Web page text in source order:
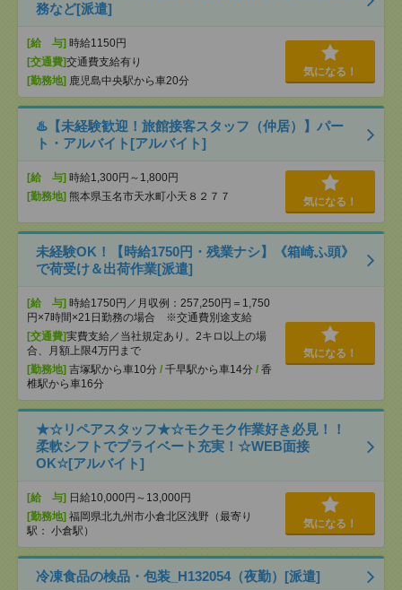
務など[派遣]
[給 与] 時給1150円
[交通費]交通費支給有り
[勤務地] 鹿児島中央駅から車20分
気になる！
♨️【未経験歓迎！旅館接客スタッフ（仲居）】パー
ト・アルバイト[アルバイト]
[給 与] 時給1,300円～1,800円
[勤務地] 熊本県玉名市天水町小天８２７７ 気になる！
未経験OK！【時給1750円・残業ナシ】《箱崎ふ頭》
で荷受け＆出荷作業[派遣]
[給 与] 時給1750円／月収例：257,250円＝1,750
円×7時間×21日勤務の場合 ※交通費別途支給
[交通費]実費支給／当社規定あり。2キロ以上の場
合、月額上限4万円まで
[勤務地] 吉塚駅から車10分 / 千早駅から車14分 / 香
椎駅から車16分
気になる！
★☆リペアスタッフ★☆モクモク作業好き必見！！
柔軟シフトでプライベート充実！☆WEB面接
OK☆[アルバイト]
[給 与] 日給10,000円～13,000円
[勤務地] 福岡県北九州市小倉北区浅野（最寄り
駅： 小倉駅）
気になる！
冷凍食品の検品・包装_H132054（夜勤）[派遣]